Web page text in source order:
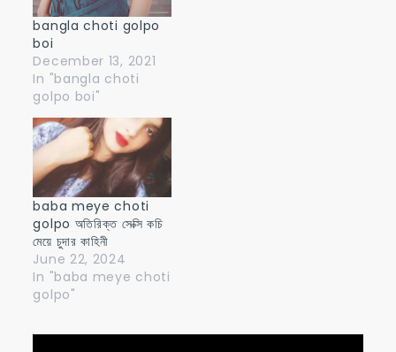
bangla choti golpo
boi
December 13, 2021
In "bangla choti
golpo boi"
baba meye choti
golpo অতিরিক্ত সেক্সি কচি
মেয়ে চুদার কাহিনী
June 22, 2024
In "baba meye choti
golpo"